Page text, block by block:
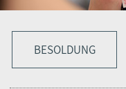
BESOLDUNG